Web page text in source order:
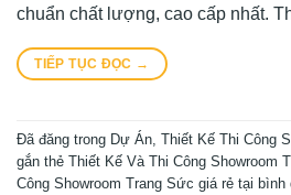
chuẩn chất lượng, cao cấp nhất.
TIẾP TỤC ĐỌC →
Đã đăng trong Dự Án Thiết Kế Thi Công
gắn thẻ Thiết Kế Và Thi Công Showroom
Công Showroom Trang Sức giá rẻ tại